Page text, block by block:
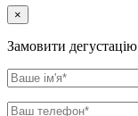
×
Замовити дегустацію